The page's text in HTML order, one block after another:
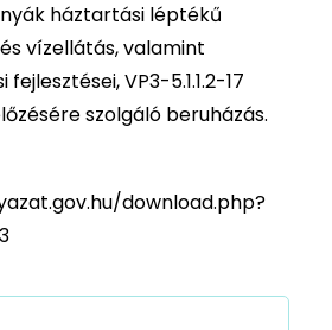
háztartási léptékű
vízellátás, valamint
VP3-5.1.1.2-17
szolgáló beruházás.
download.php?